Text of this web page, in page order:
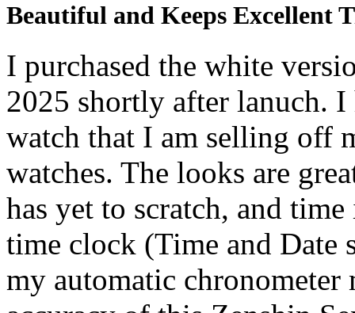
Beautiful and Keeps Excellent
I purchased the white
2025 shortly after lanuch. I
watch that I am selling off
watches. The looks are
has yet to scratch, and
time clock (Time and Date
my automatic chronometer